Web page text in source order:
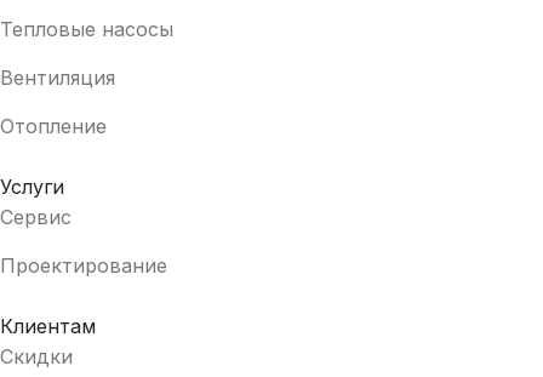
Тепловые насосы
Вентиляция
Отопление
Услуги
Сервис
Проектирование
Клиентам
Скидки